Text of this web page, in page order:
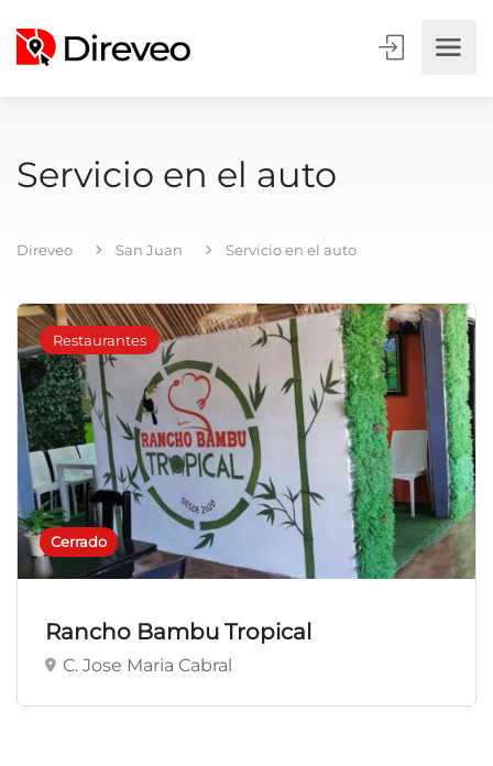
Servicio en el auto
Direveo San Juan Servicio en el auto
Cerrado
Restaurantes
Rancho Bambu Tropical
C. Jose Maria Cabral